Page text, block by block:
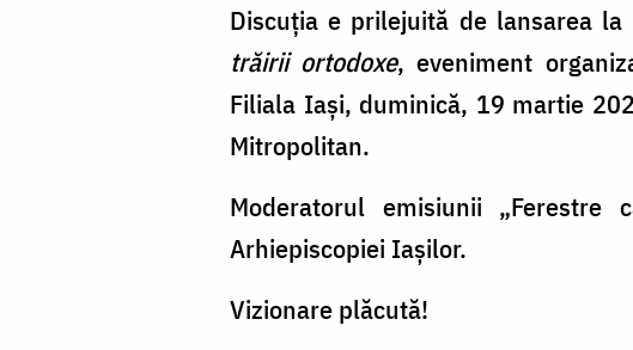
Discuţia e prilejuită de lansarea
trăirii ortodoxe, eveniment
Filiala Iaşi, duminică, 19 martie
Mitropolitan.
Moderatorul emisiunii
Arhiepiscopiei Iaşilor.
Vizionare plăcută!